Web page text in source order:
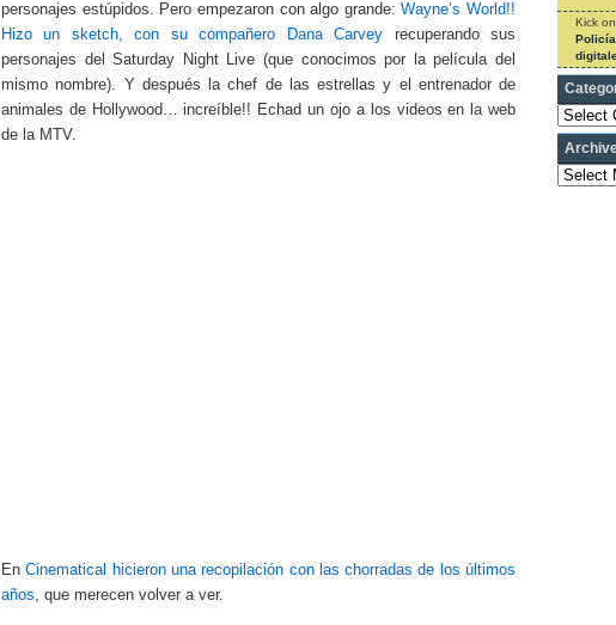
personajes estúpidos. Pero empezaron con algo grande:Wayne’s World!!
Hizo un sketch, con su compañero Dana Carvey recuperando sus
personajes del Saturday Night Live (que conocimos por la película del
mismo nombre). Y después la chef de las estrellas y el entrenador de
animales de Hollywood… increíble!! Echad un ojo a los videos en la web
de la MTV.
EnCinematical hicieron una recopilación con las chorradas de los últimos
años , que merecen volver a ver.
Kick
Categories
Archives